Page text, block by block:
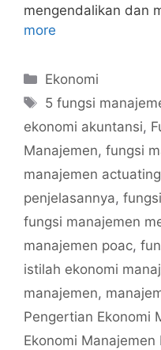
mengendalikan dan
more
Categories
Ekonomi
Tags
5 fungsi
ekonomi akuntansi,
Manajemen, fungsi
manajemen actuating
penjelasannya,
fungsi manajemen
manajemen poac,
istilah ekonomi
manajemen,
Pengertian Ekonomi
Ekonomi